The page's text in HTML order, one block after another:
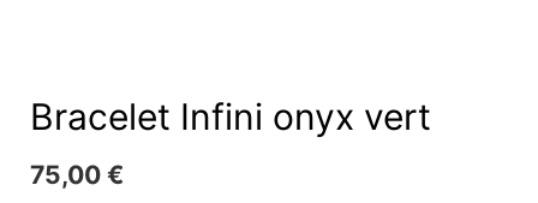
Bracelet Infini onyx vert
75,00 €